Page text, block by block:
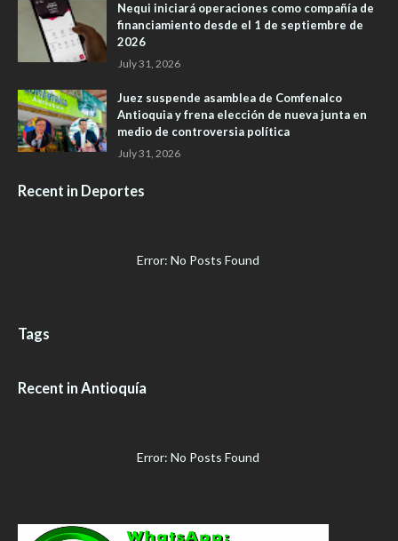
Nequi iniciará operaciones como compañía de
financiamiento desde el 1 de septiembre de
2026
July 31, 2026
Juez suspende asamblea de Comfenalco
Antioquia y frena elección de nueva junta en
medio de controversia política
July 31, 2026
Recent in Deportes
Error: No Posts Found
Tags
Recent in Antioquía
Error: No Posts Found